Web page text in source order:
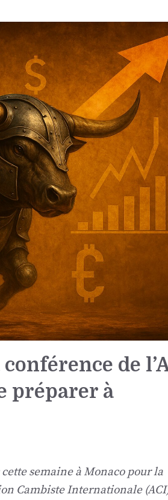
de
préparer à
semaine à Monaco pour la
Cambiste Internationale